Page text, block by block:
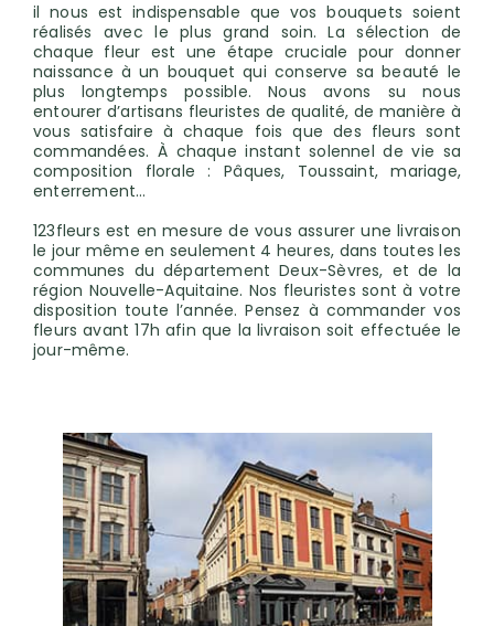
il nous est indispensable que vos bouquets soient
réalisés avec le plus grand soin. La sélection de
chaque fleur est une étape cruciale pour donner
naissance à un bouquet qui conserve sa beauté le
plus longtemps possible. Nous avons su nous
entourer d’artisans fleuristes de qualité, de manière à
vous satisfaire à chaque fois que des fleurs sont
commandées. À chaque instant solennel de vie sa
composition florale : Pâques, Toussaint, mariage,
enterrement…
123fleurs est en mesure de vous assurer une livraison
le jour même en seulement 4 heures, dans toutes les
communes du département Deux-Sèvres, et de la
région Nouvelle-Aquitaine. Nos fleuristes sont à votre
disposition toute l’année. Pensez à commander vos
fleurs avant 17h afin que la livraison soit effectuée le
jour-même.